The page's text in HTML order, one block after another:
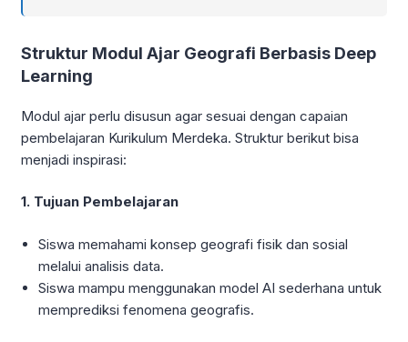
Struktur Modul Ajar Geografi Berbasis Deep
Learning
Modul ajar perlu disusun agar sesuai dengan capaian
pembelajaran Kurikulum Merdeka. Struktur berikut bisa
menjadi inspirasi:
1. Tujuan Pembelajaran
Siswa memahami konsep geografi fisik dan sosial
melalui analisis data.
Siswa mampu menggunakan model AI sederhana untuk
memprediksi fenomena geografis.